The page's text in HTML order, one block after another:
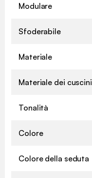
Modulare
Sfoderabile
Materiale
Materiale dei cuscini
Tonalità
Colore
Colore della seduta